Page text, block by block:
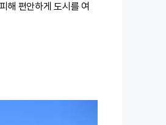
해 편안하게 도시를 여